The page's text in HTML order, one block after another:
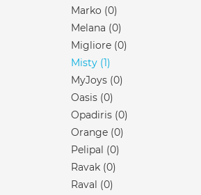
Marko (0)
Melana (0)
Migliore (0)
Misty (1)
MyJoys (0)
Oasis (0)
Opadiris (0)
Orange (0)
Pelipal (0)
Ravak (0)
Raval (0)